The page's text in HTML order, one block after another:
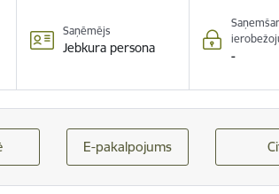
Saņēmējs
Jebkura persona -
E-pakalpojums